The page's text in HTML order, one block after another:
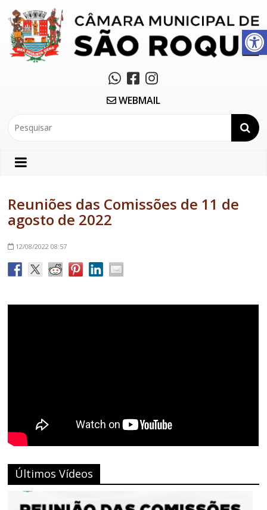
Abrir a barra de ferramentas
WEBMAIL
Reuniões das Comissões de 11 de
agosto de 2022
12/08/2022 08:57
Últimos Vídeos